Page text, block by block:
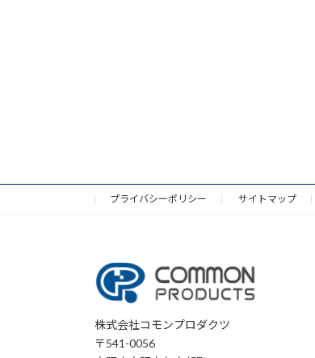
プライバシーポリシー サイトマップ
株式会社コモンプロダクツ
〒541-0056